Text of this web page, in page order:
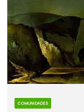
COMUNIDADES